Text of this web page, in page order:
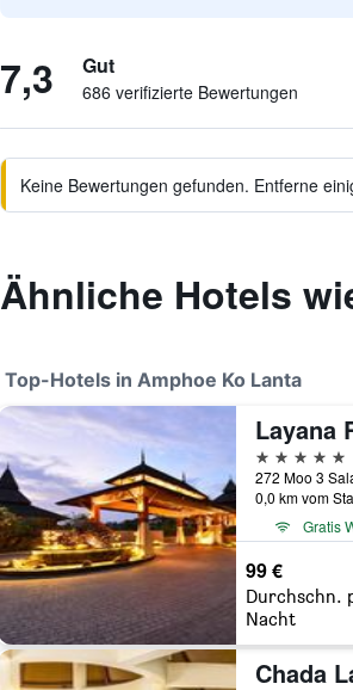
7,3 Gut
686 verifizierte Bewertungen
Keine Bewertungen gefunden. Entferne
Ähnliche Hotels
Top-Hotels in Amphoe Ko Lanta
Layana
5 Sterne
272 Moo 3
0,0 km vom
Gratis
99 €
Durchschn.
Nacht